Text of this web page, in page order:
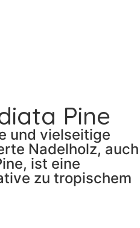
Pine
und vielseitige
Nadelholz, auch
ist eine
zu tropischem